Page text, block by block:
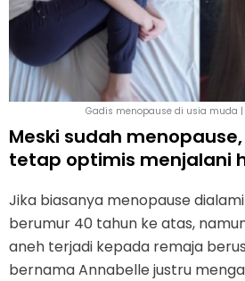
Gadis menopause di usia muda |
Meski sudah
tetap optimis menjalani
Jika biasanya menopause
berumur 40 tahun ke atas,
aneh terjadi kepada remaja
bernama Annabelle justru